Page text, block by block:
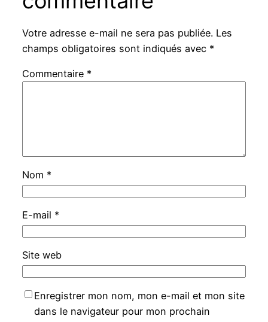
Votre adresse e-mail ne sera pas publiée. Les
champs obligatoires sont indiqués avec *
Commentaire *
Nom *
E-mail *
Site web
Enregistrer mon nom, mon e-mail et mon site
dans le navigateur pour mon prochain